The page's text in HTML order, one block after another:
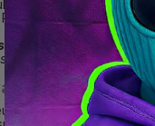
în revista științifică
Ar putea
Anumite studii
pentru a obține acest
și durerea
și de